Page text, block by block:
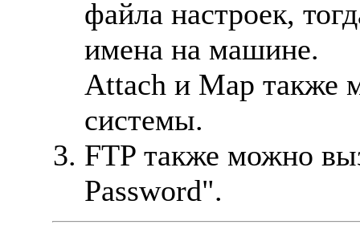
файла настроек,
имена на машине.
Attach и Map также
системы.
FTP также можно
Password".